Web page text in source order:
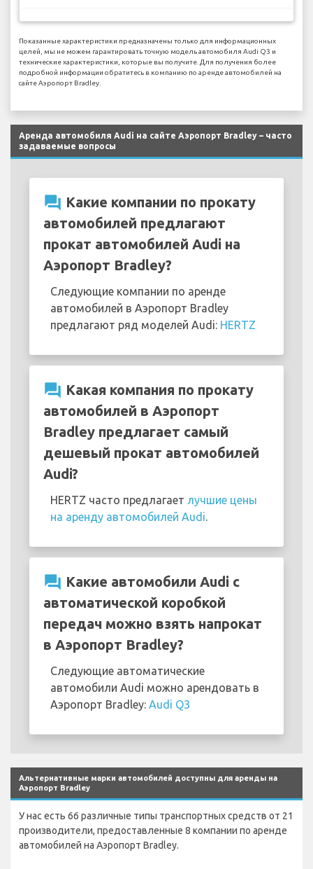
Показанные характеристики предназначены только для информационных
целей, мы не можем гарантировать точную модель автомобиля Audi Q3 и
технические характеристики, которые вы получите. Для получения более
подробной информации обратитесь в компанию по аренде автомобилей на
сайте Аэропорт Bradley.
Аренда автомобиля Audi на сайте Аэропорт Bradley – часто
задаваемые вопросы
question_answer Какие компании по прокату
автомобилей предлагают
прокат автомобилей Audi на
Аэропорт Bradley?
Следующие компании по аренде
автомобилей в Аэропорт Bradley
предлагают ряд моделей Audi: HERTZ
question_answer Какая компания по прокату
автомобилей в Аэропорт
Bradley предлагает самый
дешевый прокат автомобилей
Audi?
HERTZ часто предлагает лучшие цены
на аренду автомобилей Audi
question_answer Какие автомобили Audi с
автоматической коробкой
передач можно взять напрокат
в Аэропорт Bradley?
Следующие автоматические
автомобили Audi можно арендовать в
Аэропорт Bradley: Audi Q3
Альтернативные марки автомобилей доступны для аренды на
Аэропорт Bradley
У нас есть 66 различные типы транспортных средств от 21
производители, предоставленные 8 компании по аренде
автомобилей на Аэропорт Bradley.